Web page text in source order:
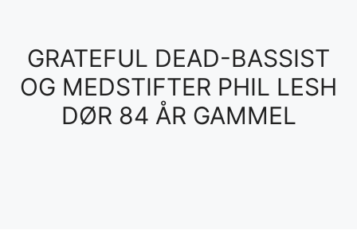
GRATEFUL DEAD-BASSIST
OG MEDSTIFTER PHIL LESH
DØR 84 ÅR GAMMEL